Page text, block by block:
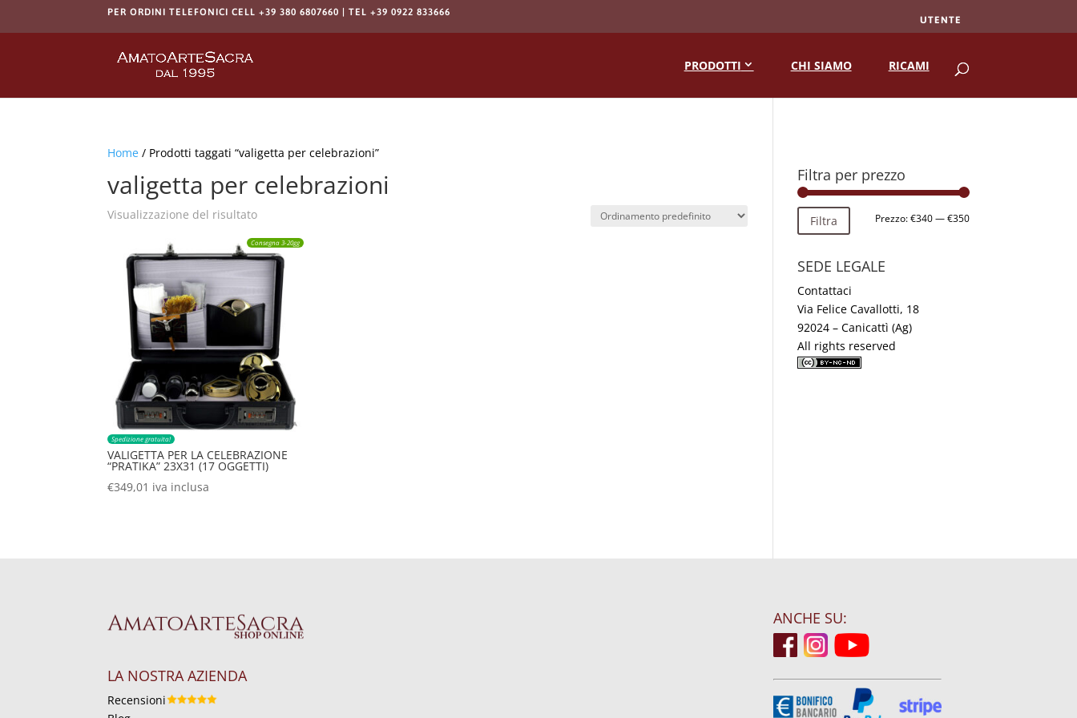
PER ORDINI TELEFONICI CELL +39 380 6807660 | TEL +39 0922 833666
UTENTE
PRODOTTI CHI SIAMO RICAMI
Products
Home / Prodotti taggati “valigetta per celebrazioni”
valigetta per celebrazioni
Visualizzazione del risultato
Consegna 3-20gg
Spedizione gratuita!
VALIGETTA PER LA CELEBRAZIONE
“PRATIKA” 23X31 (17 OGGETTI)
€349,01 iva inclusa
Filtra per prezzo
Prezzo
Prezzo
Filtra Prezzo:€340—€350
SEDE LEGALE
Contattaci
Via Felice Cavallotti, 18
92024 – Canicattì (Ag)
All rights reserved
LA NOSTRA AZIENDA
Recensioni
ANCHE SU: